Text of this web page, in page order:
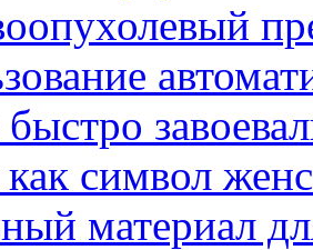
как символ
материал